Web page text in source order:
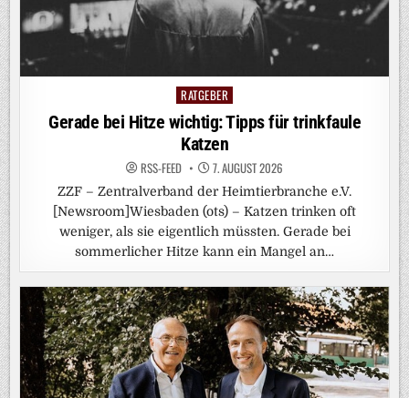
Posted
in
RATGEBER
Gerade bei Hitze wichtig: Tipps für trinkfaule
Katzen
RSS-FEED 7. AUGUST 2026
ZZF – Zentralverband der Heimtierbranche e.V.
[Newsroom]Wiesbaden (ots) – Katzen trinken oft
weniger, als sie eigentlich müssten. Gerade bei
sommerlicher Hitze kann ein Mangel an…